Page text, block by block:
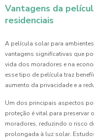
Vantagens da
residenciais
A película solar para
vantagens significativas que
vida dos moradores e na
esse tipo de película traz
aumento da privacidade e a
Um dos principais aspectos
proteção é vital para preservar
moradores, reduzindo o risco
prolongada à luz solar.